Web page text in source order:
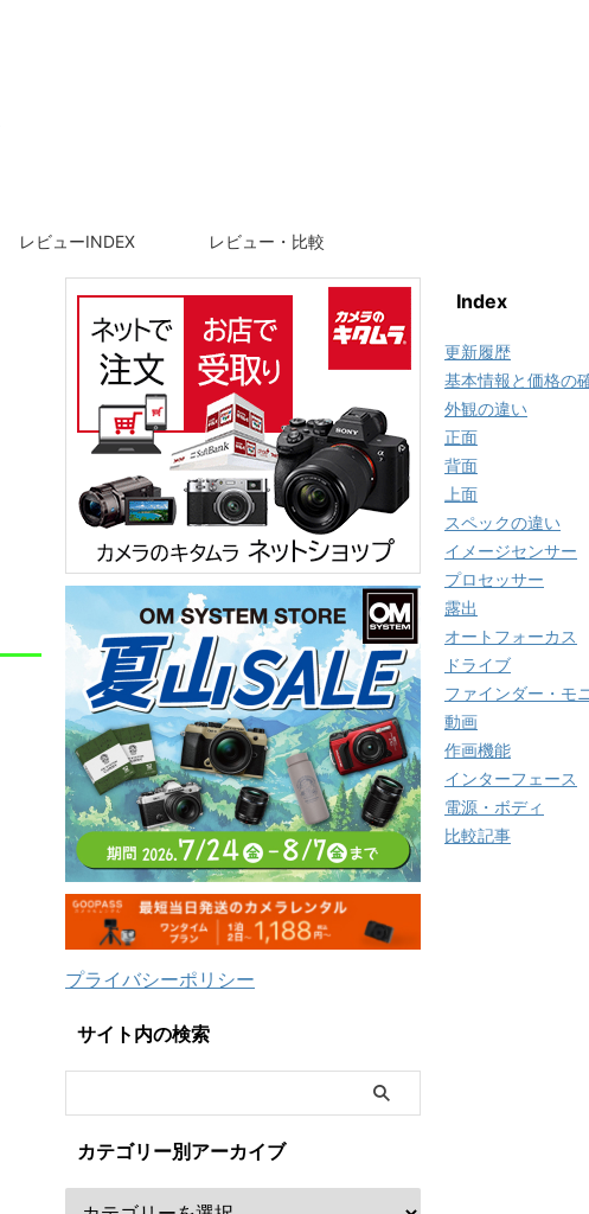
レビューINDEX レビュー・比較
プライバシーポリシー
サイト内の検索
カテゴリー別アーカイブ
Index
更新履歴
基本情報と価格の
外観の違い
正面
背面
上面
スペックの違い
イメージセンサー
プロセッサー
露出
オートフォーカス
ドライブ
ファインダー・モ
動画
作画機能
インターフェース
電源・ボディ
比較記事